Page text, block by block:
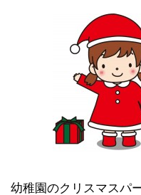
幼稚園のクリスマスパ